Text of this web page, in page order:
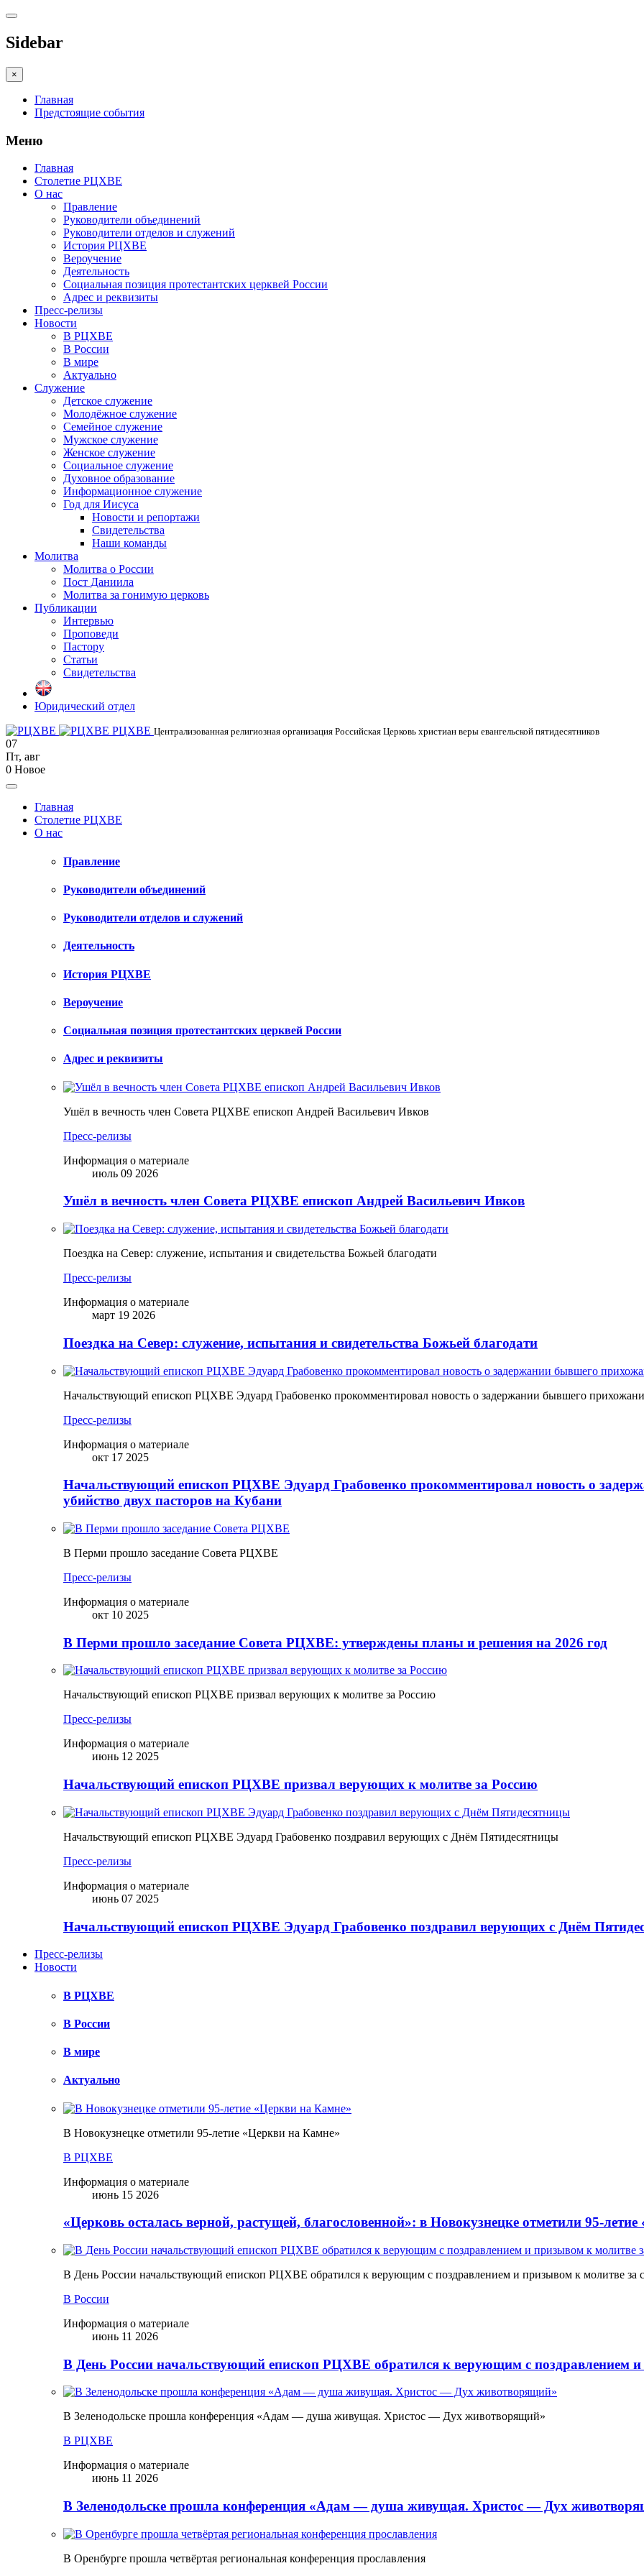
Sidebar
×
Главная
Предстоящие события
Меню
Главная
Столетие РЦХВЕ
О нас
Правление
Руководители объединений
Руководители отделов и служений
История РЦХВЕ
Вероучение
Деятельность
Социальная позиция протестантских церквей России
Адрес и реквизиты
Пресс-релизы
Новости
В РЦХВЕ
В России
В мире
Актуально
Служение
Детское служение
Молодёжное служение
Семейное служение
Мужское служение
Женское служение
Социальное служение
Духовное образование
Информационное служение
Год для Иисуса
Новости и репортажи
Свидетельства
Наши команды
Молитва
Молитва о России
Пост Даниила
Молитва за гонимую церковь
Публикации
Интервью
Проповеди
Пастору
Статьи
Свидетельства
Юридический отдел
РЦХВЕ Централизованная религиозная организация Российская Церковь христиан веры евангельской пятидесятников
07
Пт, авг
0 Новое
Главная
Столетие РЦХВЕ
О нас
Правление
Руководители объединений
Руководители отделов и служений
Деятельность
История РЦХВЕ
Вероучение
Социальная позиция протестантских церквей России
Адрес и реквизиты
Ушёл в вечность член Совета РЦХВЕ епископ Андрей Васильевич Ивков
Пресс-релизы
Информация о материале
июль 09 2026
Ушёл в вечность член Совета РЦХВЕ епископ Андрей Васильевич Ивков
Поездка на Север: служение, испытания и свидетельства Божьей благодати
Пресс-релизы
Информация о материале
март 19 2026
Поездка на Север: служение, испытания и свидетельства Божьей благодати
Начальствующий епископ РЦХВЕ Эдуард Грабовенко прокомментировал новость о задержании бывшего
Пресс-релизы
Информация о материале
окт 17 2025
Начальствующий епископ РЦХВЕ Эдуард Грабовенко прокомментировал новость о
убийство двух пасторов на Кубани
В Перми прошло заседание Совета РЦХВЕ
Пресс-релизы
Информация о материале
окт 10 2025
В Перми прошло заседание Совета РЦХВЕ: утверждены планы и решения на 2026 год
Начальствующий епископ РЦХВЕ призвал верующих к молитве за Россию
Пресс-релизы
Информация о материале
июнь 12 2025
Начальствующий епископ РЦХВЕ призвал верующих к молитве за Россию
Начальствующий епископ РЦХВЕ Эдуард Грабовенко поздравил верующих с Днём Пятидесятницы
Пресс-релизы
Информация о материале
июнь 07 2025
Начальствующий епископ РЦХВЕ Эдуард Грабовенко поздравил верующих с Днём
Пресс-релизы
Новости
В РЦХВЕ
В России
В мире
Актуально
В Новокузнецке отметили 95-летие «Церкви на Камне»
В РЦХВЕ
Информация о материале
июнь 15 2026
«Церковь осталась верной, растущей, благословенной»: в Новокузнецке отметили 95-
В День России начальствующий епископ РЦХВЕ обратился к верующим с поздравлением и призывом к молитве за
В России
Информация о материале
июнь 11 2026
В День России начальствующий епископ РЦХВЕ обратился к верующим с поздравлением
В Зеленодольске прошла конференция «Адам — душа живущая. Христос — Дух животворящий»
В РЦХВЕ
Информация о материале
июнь 11 2026
В Зеленодольске прошла конференция «Адам — душа живущая. Христос — Дух
В Оренбурге прошла четвёртая региональная конференция прославления